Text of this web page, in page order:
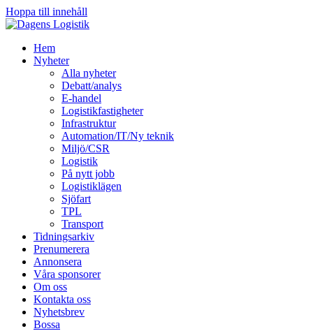
Hoppa till innehåll
Hem
Nyheter
Alla nyheter
Debatt/analys
E-handel
Logistikfastigheter
Infrastruktur
Automation/IT/Ny teknik
Miljö/CSR
Logistik
På nytt jobb
Logistiklägen
Sjöfart
TPL
Transport
Tidningsarkiv
Prenumerera
Annonsera
Våra sponsorer
Om oss
Kontakta oss
Nyhetsbrev
Bossa